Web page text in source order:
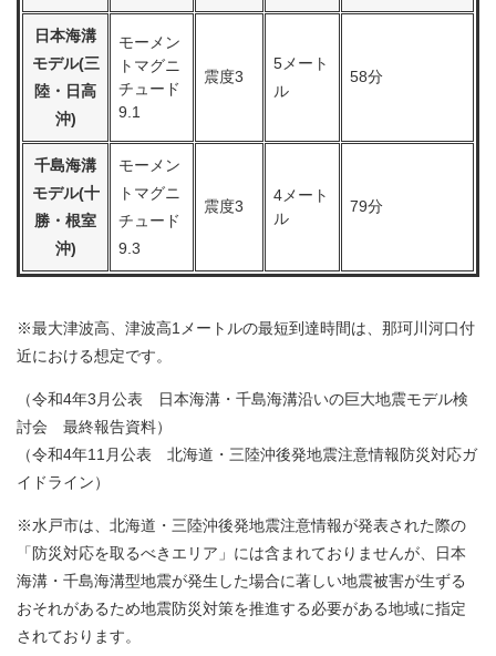
日本海溝
モデル(三
陸・日高
沖)
モーメン
トマグニ
チュード
9.1
震度3
5メート
ル
58分
千島海溝
モデル(十
勝・根室
沖)
モーメン
トマグニ
チュード
9.3
震度3
4メート
ル
79分
※最大津波高、津波高1メートルの最短到達時間は、那珂川河口付
近における想定です。
（令和4年3月公表 日本海溝・千島海溝沿いの巨大地震モデル検
討会 最終報告資料）
（令和4年11月公表 北海道・三陸沖後発地震注意情報防災対応ガ
イドライン）
※水戸市は、北海道・三陸沖後発地震注意情報が発表された際の
「防災対応を取るべきエリア」には含まれておりませんが、日本
海溝・千島海溝型地震が発生した場合に著しい地震被害が生ずる
おそれがあるため地震防災対策を推進する必要がある地域に指定
されております。